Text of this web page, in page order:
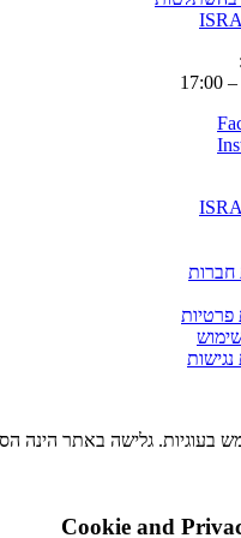
חברות
פרטיות
בעוגיות. גלישה באתר הינה
Cookie and